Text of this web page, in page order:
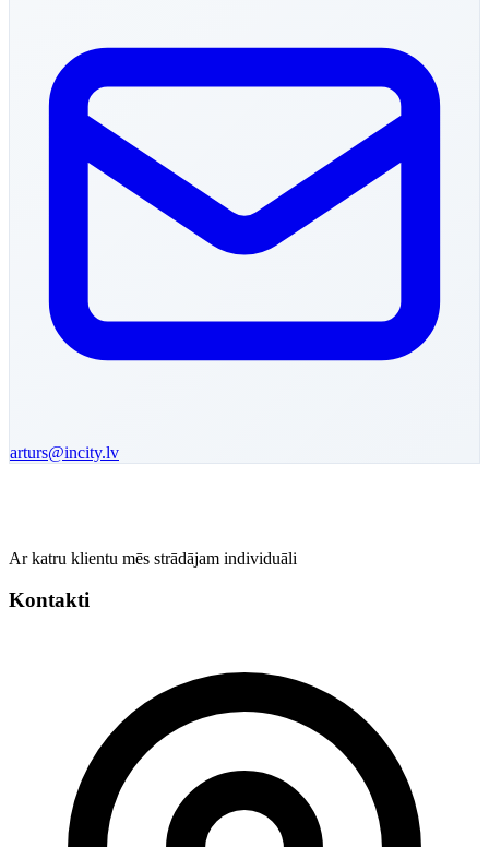
arturs@incity.lv
Ar katru klientu mēs strādājam individuāli
Kontakti